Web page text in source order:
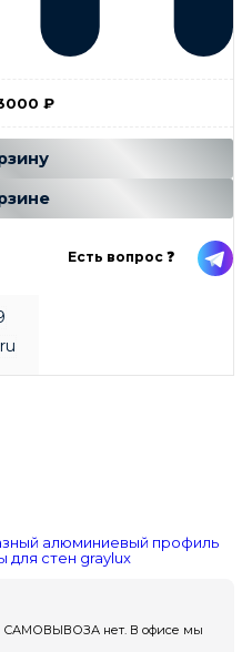
₽
Есть вопрос ❓
алюминиевый профиль
для стен graylux
САМОВЫВОЗА нет. В офисе мы